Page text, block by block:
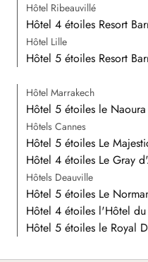
Hôtel Ribeauvillé
Hôtel 4 étoiles Resort
Hôtel Lille
Hôtel 5 étoiles Resort
Hôtel Marrakech
Hôtel 5 étoiles le
Hôtels Cannes
Hôtel 5 étoiles Le
Hôtel 4 étoiles Le Gray
Hôtels Deauville
Hôtel 5 étoiles Le
Hôtel 4 étoiles l'Hôtel
Hôtel 5 étoiles le Royal